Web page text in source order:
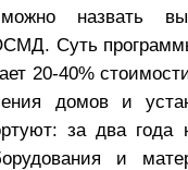
можно назвать
Суть
20-40%
домов и
за два года
и